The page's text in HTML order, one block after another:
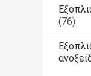
(76)